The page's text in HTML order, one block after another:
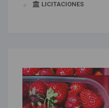
LICITACIONES